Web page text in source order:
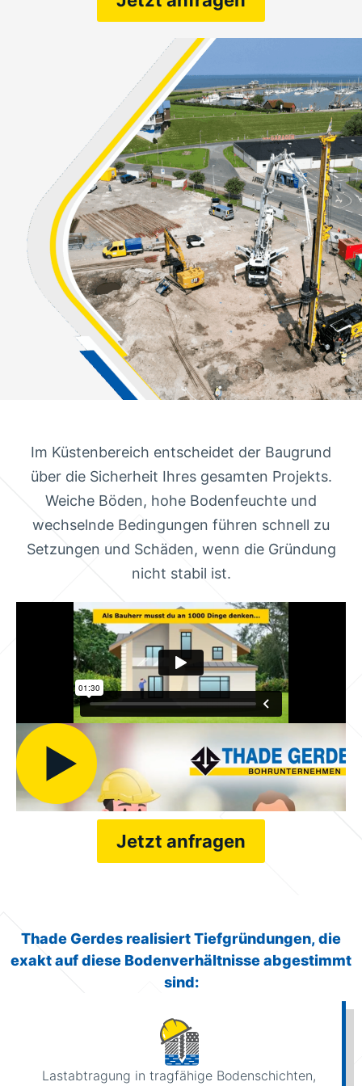
Im Küstenbereich entscheidet der Baugrund
über die Sicherheit Ihres gesamten Projekts.
Weiche Böden, hohe Bodenfeuchte und
wechselnde Bedingungen führen schnell zu
Setzungen und Schäden, wenn die Gründung
nicht stabil ist.
Jetzt anfragen
Thade Gerdes realisiert Tiefgründungen, die
exakt auf diese Bodenverhältnisse abgestimmt
sind:
Lastabtragung in tragfähige Bodenschichten,